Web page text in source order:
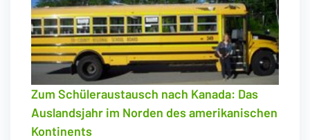
Zum Schüleraustausch nach Kanada: Das
Auslandsjahr im Norden des amerikanischen
Kontinents